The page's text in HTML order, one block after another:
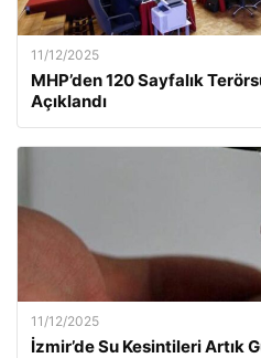
11/12/2025
MHP’den 120 Sayfalık
Açıklandı
11/12/2025
İzmir’de Su Kesintileri Artık